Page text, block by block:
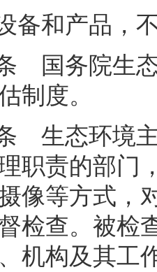
备和产品，
国务院生
制度。
生态环境
职责的部门
像等方式，
检查。被检
机构及其工